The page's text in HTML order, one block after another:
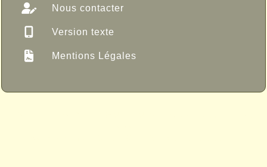
Nous contacter
Version texte
Mentions Légales